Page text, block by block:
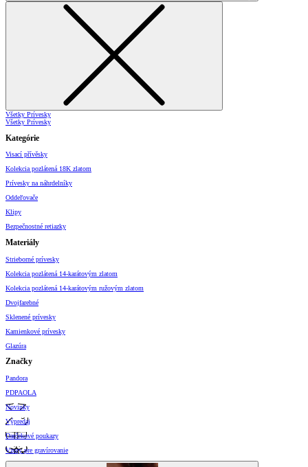
Všetky Prívesky
Všetky Prívesky
Kategórie
Visací přívěsky
Kolekcia pozlátená 18K zlatom
Prívesky na náhrdelníky
Oddeľovače
Klipy
Bezpečnostné retiazky
Materiály
Strieborné prívesky
Kolekcia pozlátená 14-karátovým zlatom
Kolekcia pozlátená 14-karátovým ružovým zlatom
Dvojfarebné
Sklenené prívesky
Kamienkové prívesky
Glazúra
Značky
Pandora
PDPAOLA
Novinky
Výpredaj
Darčekové poukazy
Vzory pre gravírovanie